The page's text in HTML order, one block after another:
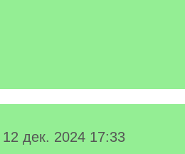
12 дек. 2024 17:33